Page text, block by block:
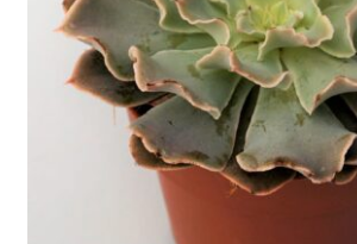
Envío y Devoluciones